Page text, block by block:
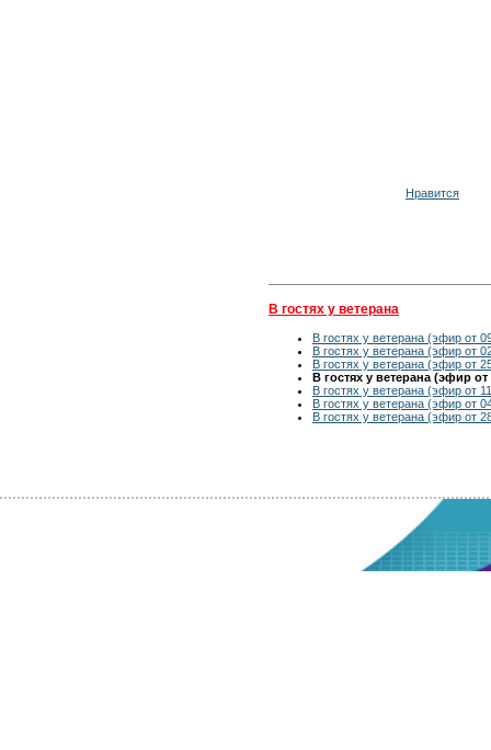
Нравится
В гостях у ветерана
В гостях у ветерана (эфир от
В гостях у ветерана (эфир от
В гостях у ветерана (эфир от
В гостях у ветерана (эфир от
В гостях у ветерана (эфир от
В гостях у ветерана (эфир от
В гостях у ветерана (эфир от